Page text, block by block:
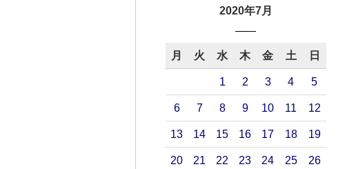
2020年7月
月 火 水 木 金 土 日
1 2 3 4 5
6 7 8 9 10 11 12
13 14 15 16 17 18 19
20 21 22 23 24 25 26